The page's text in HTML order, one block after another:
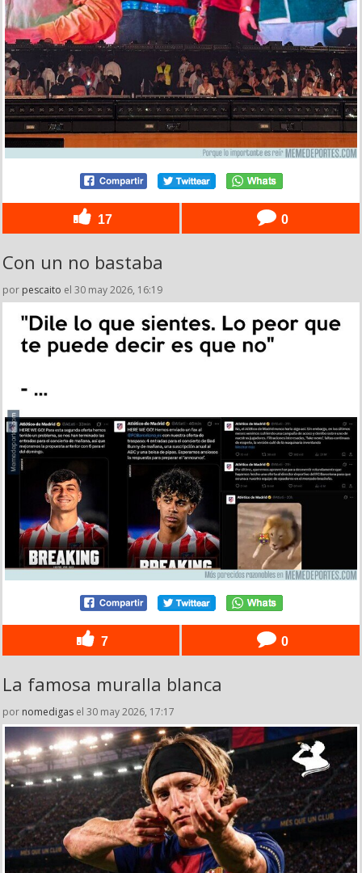
17 0
Con un no bastaba
por pescaito el 30 may 2026, 16:19
7 0
La famosa muralla blanca
por nomedigas el 30 may 2026, 17:17